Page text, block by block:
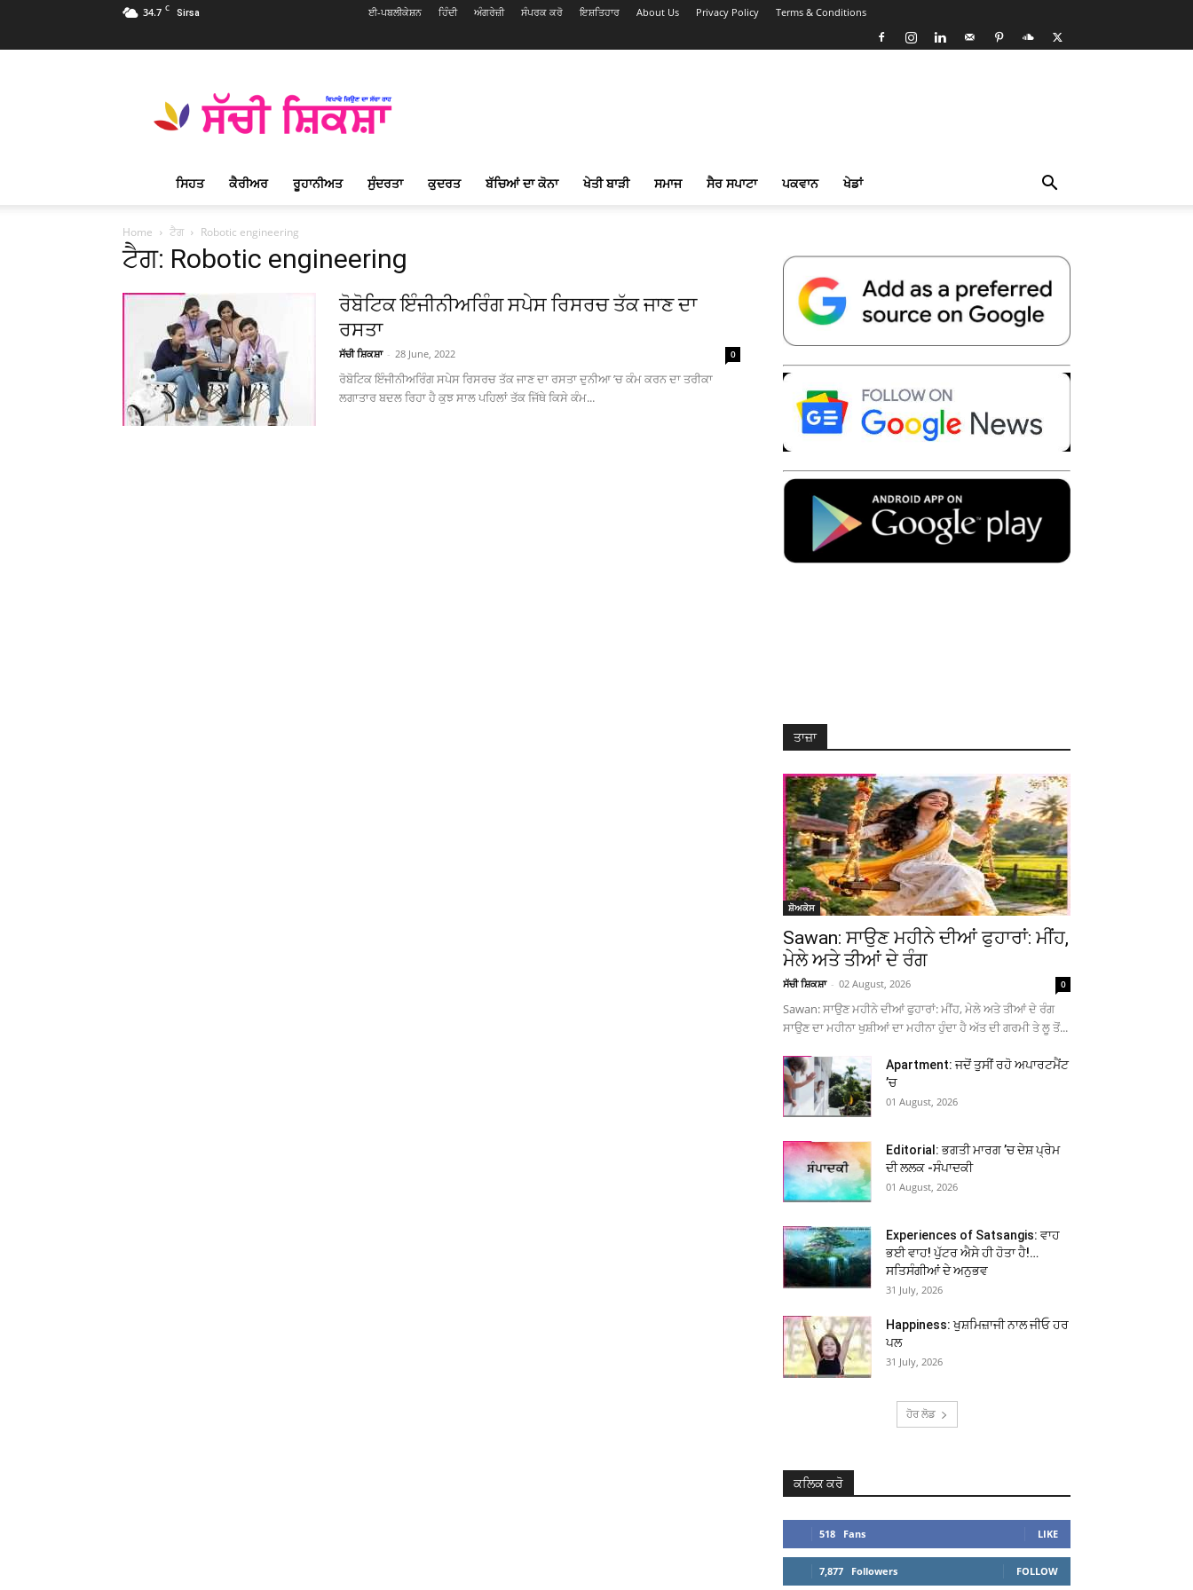
34.7 C Sirsa ਈ-ਪਬਲੀਕੇਸ਼ਨ ਹਿੰਦੀ ਅੰਗਰੇਜ਼ੀ ਸੰਪਰਕ ਕਰੋ ਇਸ਼ਤਿਹਾਰ About Us Privacy Policy Terms & Conditions
Shiksha
Punjabi
ਸ਼ਿਕਸ਼ਾ
ਪ੍ਰਸਿੱਧ
ਮੈਗਜ਼ੀਨ
ਸਿਹਤ ਕੈਰੀਅਰ ਰੂਹਾਨੀਅਤ ਸੁੰਦਰਤਾ ਕੁਦਰਤ ਬੱਚਿਆਂ ਦਾ ਕੋਨਾ ਖੇਤੀ ਬਾੜੀ ਸਮਾਜ ਸੈਰ ਸਪਾਟਾ ਪਕਵਾਨ ਖੇਡਾਂ
Home ਟੈਗ Robotic engineering
ਟੈਗ: Robotic engineering
ਰੋਬੋਟਿਕ ਇੰਜੀਨੀਅਰਿੰਗ ਸਪੇਸ ਰਿਸਰਚ ਤੱਕ ਜਾਣ ਦਾ
ਰਸਤਾ
ਸੱਚੀ ਸ਼ਿਕਸ਼ਾ - 28 June, 2022 0
ਰੋਬੋਟਿਕ ਇੰਜੀਨੀਅਰਿੰਗ ਸਪੇਸ ਰਿਸਰਚ ਤੱਕ ਜਾਣ ਦਾ ਰਸਤਾ ਦੁਨੀਆ ’ਚ ਕੰਮ ਕਰਨ ਦਾ ਤਰੀਕਾ
ਲਗਾਤਾਰ ਬਦਲ ਰਿਹਾ ਹੈ ਕੁਝ ਸਾਲ ਪਹਿਲਾਂ ਤੱਕ ਜਿੱਥੇ ਕਿਸੇ ਕੰਮ...
ਤਾਜ਼ਾ
ਸ਼ੋਅਕੇਸ
Sawan: ਸਾਉਣ ਮਹੀਨੇ ਦੀਆਂ ਫੁਹਾਰਾਂ: ਮੀਂਹ,
ਮੇਲੇ ਅਤੇ ਤੀਆਂ ਦੇ ਰੰਗ
ਸੱਚੀ ਸ਼ਿਕਸ਼ਾ - 02 August, 2026 0
Sawan: ਸਾਉਣ ਮਹੀਨੇ ਦੀਆਂ ਫੁਹਾਰਾਂ: ਮੀਂਹ, ਮੇਲੇ ਅਤੇ ਤੀਆਂ ਦੇ ਰੰਗ
ਸਾਉਣ ਦਾ ਮਹੀਨਾ ਖੁਸ਼ੀਆਂ ਦਾ ਮਹੀਨਾ ਹੁੰਦਾ ਹੈ ਅੱਤ ਦੀ ਗਰਮੀ ਤੇ ਲੂ ਤੋਂ...
Apartment: ਜਦੋਂ ਤੁਸੀਂ ਰਹੋ ਅਪਾਰਟਮੈਂਟ
’ਚ
01 August, 2026
Editorial: ਭਗਤੀ ਮਾਰਗ ’ਚ ਦੇਸ਼ ਪ੍ਰੇਮ
ਦੀ ਲਲਕ -ਸੰਪਾਦਕੀ
01 August, 2026
Experiences of Satsangis: ਵਾਹ
ਭਈ ਵਾਹ! ਪੁੱਟਰ ਐਸੇ ਹੀ ਹੋਤਾ ਹੈ!…
ਸਤਿਸੰਗੀਆਂ ਦੇ ਅਨੁਭਵ
31 July, 2026
Happiness: ਖੁਸ਼ਮਿਜ਼ਾਜੀ ਨਾਲ ਜੀਓ ਹਰ
ਪਲ
31 July, 2026
ਹੋਰ ਲੋਡ
ਕਲਿਕ ਕਰੋ
518 Fans LIKE
7,877 Followers FOLLOW